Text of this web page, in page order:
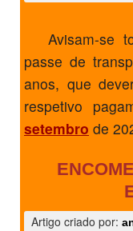
Avisam-se
passe de
anos, que
respetivo
setembro de
Artigo criado por: